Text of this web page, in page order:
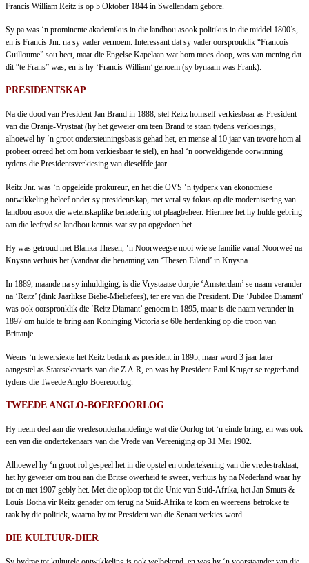
Francis William Reitz is op 5 Oktober 1844 in Swellendam gebore.
Sy pa was ‘n prominente akademikus in die landbou asook politikus in die middel 1800’s,
en is Francis Jnr. na sy vader vernoem. Interessant dat sy vader oorspronklik “Francois
Guilloume” sou heet, maar die Engelse Kapelaan wat hom moes doop, was van mening dat
dit “te Frans” was, en is hy ‘Francis William’ genoem (sy bynaam was Frank).
PRESIDENTSKAP
Na die dood van President Jan Brand in 1888, stel Reitz homself verkiesbaar as President
van die Oranje-Vrystaat (hy het geweier om teen Brand te staan tydens verkiesings,
alhoewel hy ‘n groot ondersteuningsbasis gehad het, en mense al 10 jaar van tevore hom al
probeer orreed het om hom verkiesbaar te stel), en haal ‘n oorweldigende oorwinning
tydens die Presidentsverkiesing van dieselfde jaar.
Reitz Jnr. was ‘n opgeleide prokureur, en het die OVS ‘n tydperk van ekonomiese
ontwikkeling beleef onder sy presidentskap, met veral sy fokus op die modernisering van
landbou asook die wetenskaplike benadering tot plaagbeheer. Hiermee het hy hulde gebring
aan die leeftyd se landbou kennis wat sy pa opgedoen het.
Hy was getroud met Blanka Thesen, ‘n Noorweegse nooi wie se familie vanaf Noorweë na
Knysna verhuis het (vandaar die benaming van ‘Thesen Eiland’ in Knysna.
In 1889, maande na sy inhuldiging, is die Vrystaatse dorpie ‘Amsterdam’ se naam verander
na ‘Reitz’ (dink Jaarlikse Bielie-Mieliefees), ter ere van die President. Die ‘Jubilee Diamant’
was ook oorspronklik die ‘Reitz Diamant’ genoem in 1895, maar is die naam verander in
1897 om hulde te bring aan Koninging Victoria se 60e herdenking op die troon van
Brittanje.
Weens ‘n lewersiekte het Reitz bedank as president in 1895, maar word 3 jaar later
aangestel as Staatsekretaris van die Z.A.R, en was hy President Paul Kruger se regterhand
tydens die Tweede Anglo-Boereoorlog.
TWEEDE ANGLO-BOEREOORLOG
Hy neem deel aan die vredesonderhandelinge wat die Oorlog tot ‘n einde bring, en was ook
een van die ondertekenaars van die Vrede van Vereeniging op 31 Mei 1902.
Alhoewel hy ‘n groot rol gespeel het in die opstel en ondertekening van die vredestraktaat,
het hy geweier om trou aan die Britse owerheid te sweer, verhuis hy na Nederland waar hy
tot en met 1907 gebly het. Met die oploop tot die Unie van Suid-Afrika, het Jan Smuts &
Louis Botha vir Reitz genader om terug na Suid-Afrika te kom en weereens betrokke te
raak by die politiek, waarna hy tot President van die Senaat verkies word.
DIE KULTUUR-DIER